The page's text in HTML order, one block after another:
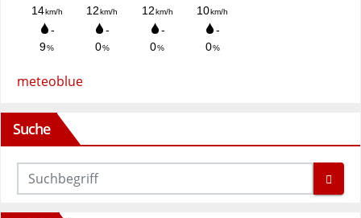
meteoblue
Suche